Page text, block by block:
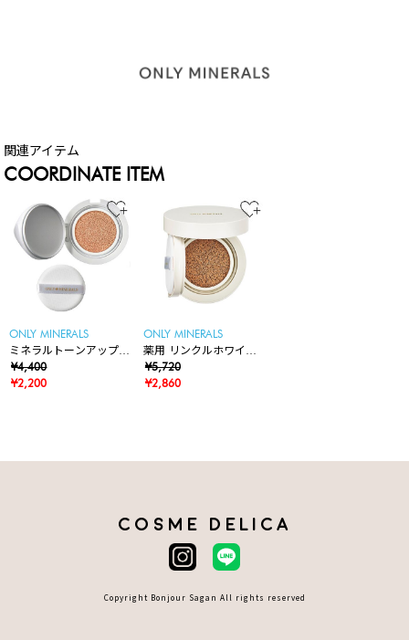
COORDINATE ITEM
ONLY MINERALS
ミネラルトーンアップク
ッションBB レフィル
¥4,400
¥2,200
ONLY MINERALS
薬用 リンクルホワイト
クッションBB
¥5,720
¥2,860
COSME DELICA
Copyright Bonjour Sagan All rights reserved